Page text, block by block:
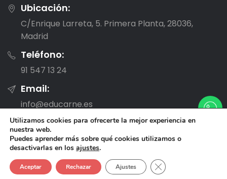
Ubicación:
C/Enrique Larreta, 5. Primera Planta, 28036,
Madrid
Teléfono:
91 547 13 24
Email:
info@educarne.es
Utilizamos cookies para ofrecerte la mejor experiencia en
nuestra web.
Puedes aprender más sobre qué cookies utilizamos o
desactivarlas en los ajustes.
Aceptar Rechazar Ajustes Cerrar el banner de